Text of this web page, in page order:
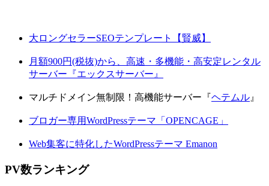
大ロングセラーSEOテンプレート【賢威】
月額900円(税抜)から、高速・多機能・高安定レンタル
サーバー『エックスサーバー』
マルチドメイン無制限！高機能サーバー『ヘテムル 』
ブロガー専用WordPressテーマ「OPENCAGE」
Web集客に特化したWordPressテーマ Emanon
PV数ランキング